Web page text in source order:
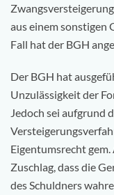
aus einem sonstigen
Fall hat der BGH
Der BGH hat
Unzulässigkeit der
Jedoch sei aufgrund
Eigentumsrecht
Zuschlag, dass die
des Schuldners